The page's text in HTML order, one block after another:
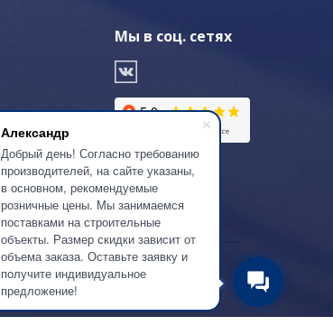
Александр
Добрый день! Согласно требованию
производителей, на сайте указаны,
в основном, рекомендуемые
розничные цены. Мы занимаемся
поставками на строительные
объекты. Размер скидки зависит от
объема заказа. Оставьте заявку и
получите индивидуальное
предложение!
Мы в соц. сетях